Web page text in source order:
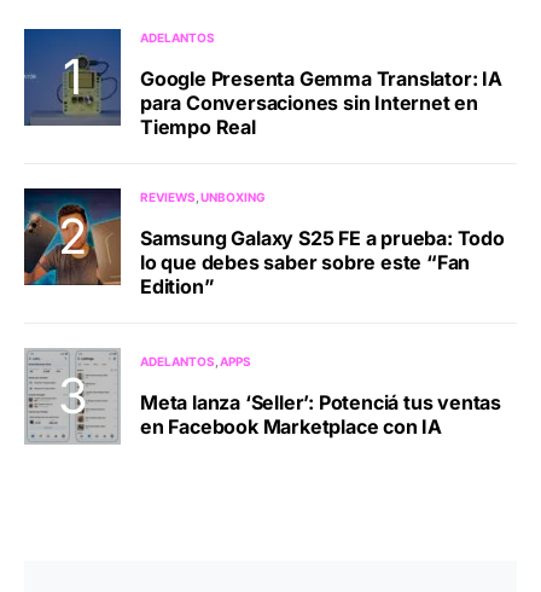
ADELANTOS
Google Presenta Gemma Translator: IA
para Conversaciones sin Internet en
Tiempo Real
REVIEWS UNBOXING
Samsung Galaxy S25 FE a prueba: Todo
lo que debes saber sobre este “Fan
Edition”
ADELANTOS APPS
Meta lanza ‘Seller’: Potenciá tus ventas
en Facebook Marketplace con IA